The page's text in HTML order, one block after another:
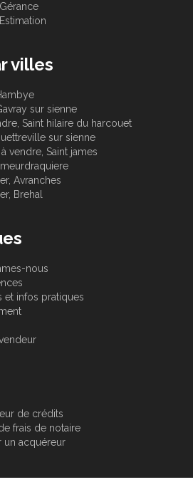
Gérance
Estimation
villes
sur sienne
Saint hilaire du harcouet
sur sienne
vendre, Saint james
Avranches
Brehal
nous
et infos pratiques
de crédits
frais de notaire
un acquéreur